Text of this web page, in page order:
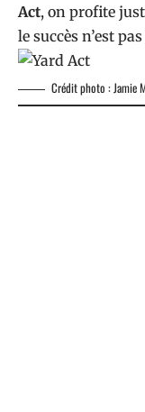
Act, on profite
le succès n’est
Crédit photo : Jamie